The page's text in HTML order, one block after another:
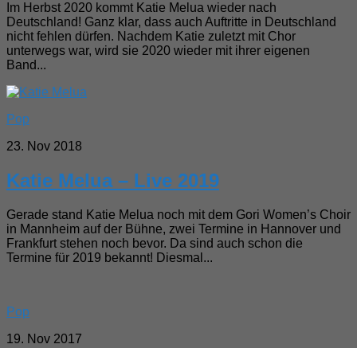
Im Herbst 2020 kommt Katie Melua wieder nach
Deutschland! Ganz klar, dass auch Auftritte in Deutschland
nicht fehlen dürfen. Nachdem Katie zuletzt mit Chor
unterwegs war, wird sie 2020 wieder mit ihrer eigenen
Band...
Pop
23. Nov 2018
Katie Melua – Live 2019
Gerade stand Katie Melua noch mit dem Gori Women’s Choir
in Mannheim auf der Bühne, zwei Termine in Hannover und
Frankfurt stehen noch bevor. Da sind auch schon die
Termine für 2019 bekannt! Diesmal...
Pop
19. Nov 2017